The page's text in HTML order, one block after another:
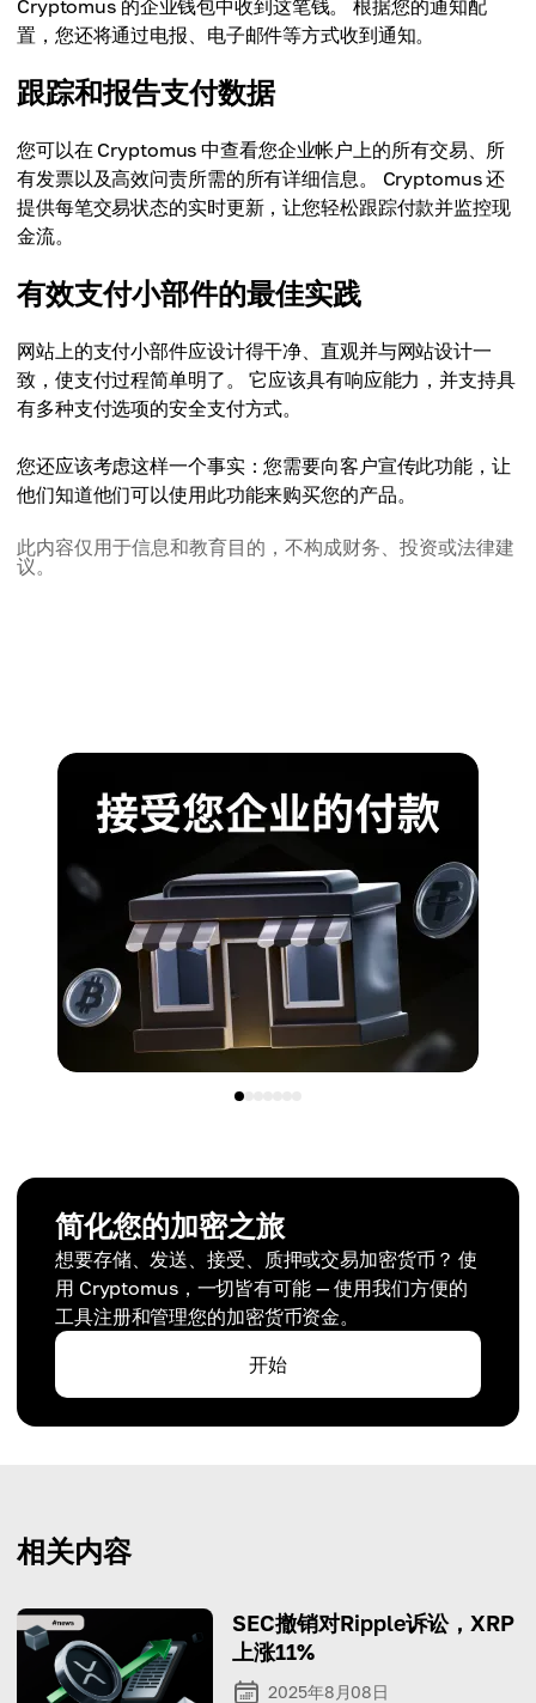
Cryptomus 的企业钱包中收到这笔钱。 根据您的通知配
置，您还将通过电报、电子邮件等方式收到通知。
跟踪和报告支付数据
您可以在 Cryptomus 中查看您企业帐户上的所有交易、所
有发票以及高效问责所需的所有详细信息。 Cryptomus 还
提供每笔交易状态的实时更新，让您轻松跟踪付款并监控现
金流。
有效支付小部件的最佳实践
网站上的支付小部件应设计得干净、直观并与网站设计一
致，使支付过程简单明了。 它应该具有响应能力，并支持具
有多种支付选项的安全支付方式。
您还应该考虑这样一个事实：您需要向客户宣传此功能，让
他们知道他们可以使用此功能来购买您的产品。
此内容仅用于信息和教育目的，不构成财务、投资或法律建
议。
简化您的加密之旅
想要存储、发送、接受、质押或交易加密货币？ 使
用 Cryptomus，一切皆有可能 — 使用我们方便的
工具注册和管理您的加密货币资金。
开始
相关内容
SEC撤销对Ripple诉讼，XRP
上涨11%
2025年8月08日